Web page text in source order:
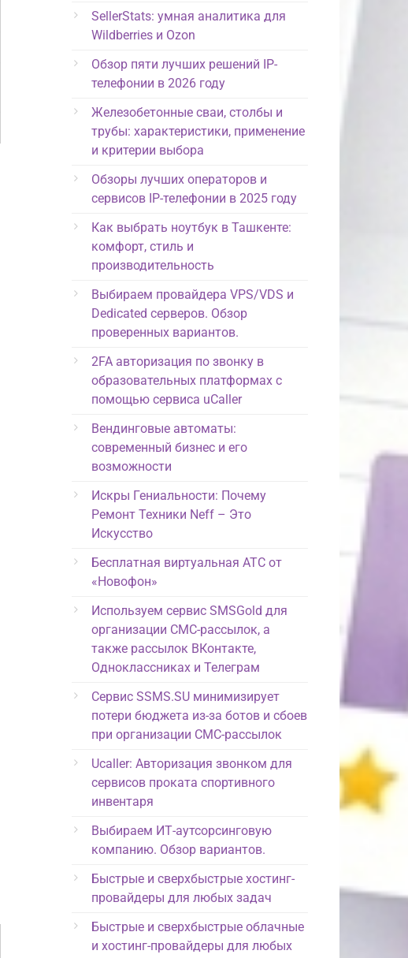
SellerStats: умная аналитика для
Wildberries и Ozon
Обзор пяти лучших решений IP-
телефонии в 2026 году
Железобетонные сваи, столбы и
трубы: характеристики, применение
и критерии выбора
Обзоры лучших операторов и
сервисов IP-телефонии в 2025 году
Как выбрать ноутбук в Ташкенте:
комфорт, стиль и
производительность
Выбираем провайдера VPS/VDS и
Dedicated серверов. Обзор
проверенных вариантов.
2FA авторизация по звонку в
образовательных платформах с
помощью сервиса uCaller
Вендинговые автоматы:
современный бизнес и его
возможности
Искры Гениальности: Почему
Ремонт Техники Neff – Это
Искусство
Бесплатная виртуальная АТС от
«Новофон»
Используем сервис SMSGold для
организации СМС-рассылок, а
также рассылок ВКонтакте,
Одноклассниках и Телеграм
Сервис SSMS.SU минимизирует
потери бюджета из-за ботов и сбоев
при организации СМС-рассылок
Ucaller: Авторизация звонком для
сервисов проката спортивного
инвентаря
Выбираем ИТ-аутсорсинговую
компанию. Обзор вариантов.
Быстрые и сверхбыстрые хостинг-
провайдеры для любых задач
Быстрые и сверхбыстрые облачные
и хостинг-провайдеры для любых